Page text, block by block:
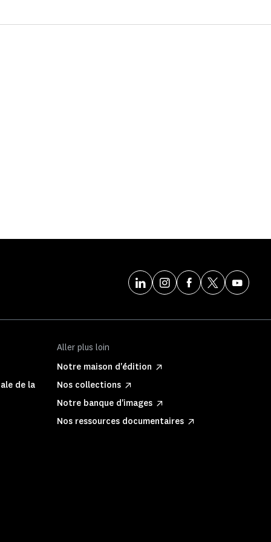
de la
Aller plus loin
Notre maison d'édition
Nos collections
Notre banque d'images
Nos ressources documentaires